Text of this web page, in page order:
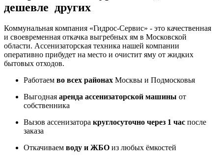
дешевле других
Коммунальная компания «Гидрос-Сервис» - это качественная
и своевременная откачка выгребных ям в Московской
области. Ассенизаторская техника нашей компании
оперативно прибудет на место и очистит яму от жидких
бытовых отходов.
Работаем во всех районах Москвы и Подмосковья
Выгодная аренда ассенизаторской машины от
собственника
Вызов ассенизатора круглосуточно через 1 час после
заказа
Откачиваем воду и ЖБО из любых ёмкостей